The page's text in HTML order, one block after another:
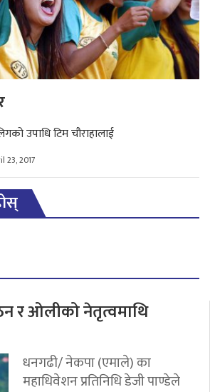
उपाधि टिम चौराहालाई
23, 2017
र ओलीको नेतृत्वमाथि
धनगढी/ नेकपा (एमाले) का
महाधिवेशन प्रतिनिधि डेजी पाण्डेले